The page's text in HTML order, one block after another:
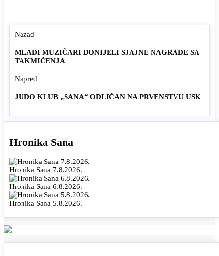
Nazad
MLADI MUZIČARI DONIJELI SJAJNE NAGRADE SA
TAKMIČENJA
Napred
JUDO KLUB „SANA“ ODLIČAN NA PRVENSTVU USK
Hronika Sana
Hronika Sana 7.8.2026.
Hronika Sana 6.8.2026.
Hronika Sana 5.8.2026.